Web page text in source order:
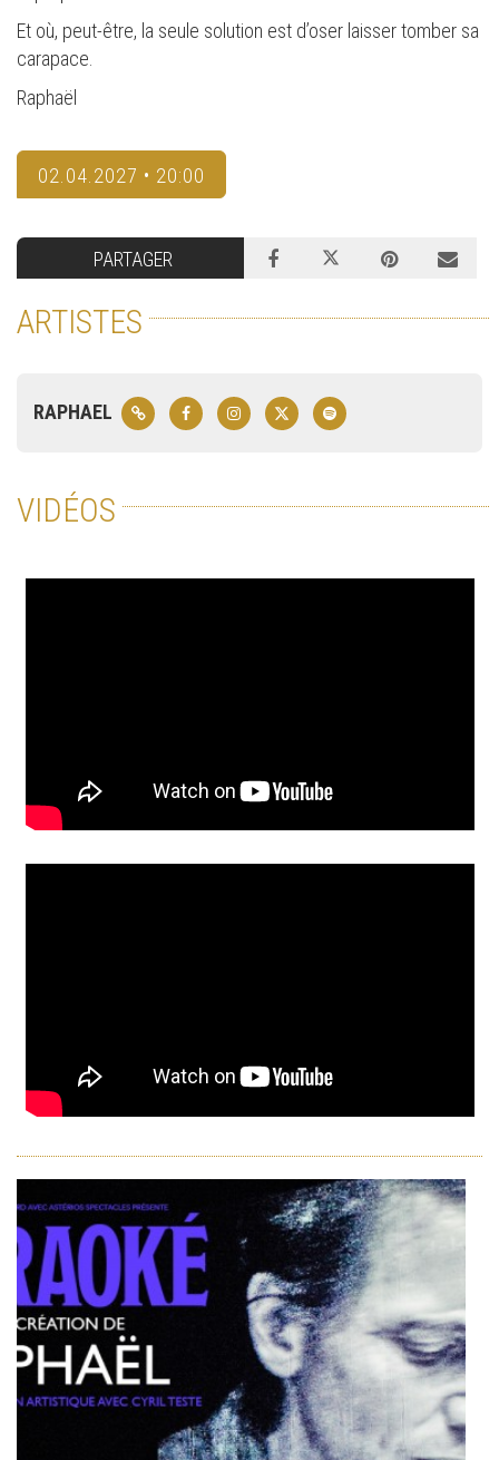
Et où, peut-être, la seule solution est d’oser laisser tomber sa
carapace.
Raphaël
02.04.2027 • 20:00
PARTAGER
ARTISTES
RAPHAEL
VIDÉOS